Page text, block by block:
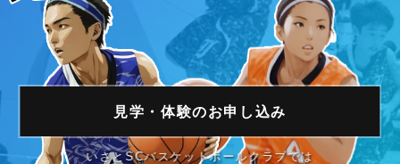
見学・体験のお申し込み
いさとSCバスケットボールクラブでは